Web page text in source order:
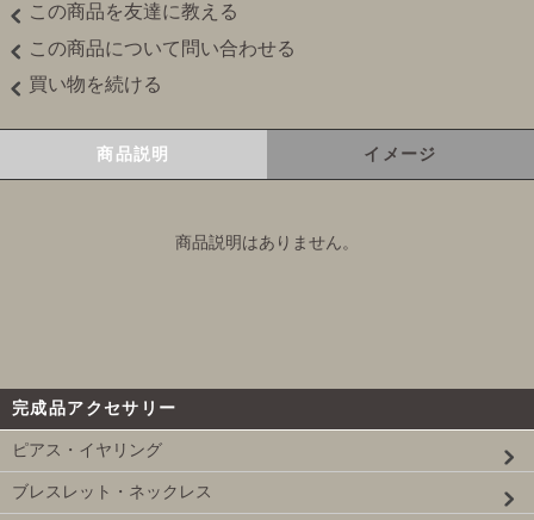
この商品を友達に教える
この商品について問い合わせる
買い物を続ける
商品説明 イメージ
商品説明はありません。
完成品アクセサリー
ピアス・イヤリング
ブレスレット・ネックレス